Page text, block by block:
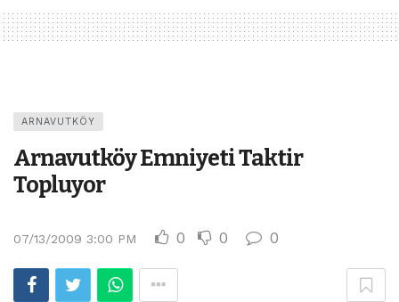
ARNAVUTKÖY
Arnavutköy Emniyeti Taktir
Topluyor
07/13/2009 3:00 PM 0 0 0